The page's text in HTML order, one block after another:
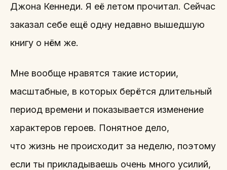
Джона Кеннеди. Я её летом прочитал. Сейчас
заказал себе ещё одну недавно вышедшую
книгу о нём же.
Мне вообще нравятся такие истории,
масштабные, в которых берётся длительный
период времени и показывается изменение
характеров героев. Понятное дело,
что жизнь не происходит за неделю, поэтому
если ты прикладываешь очень много усилий,